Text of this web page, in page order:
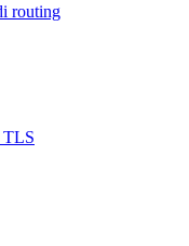
routing
TLS